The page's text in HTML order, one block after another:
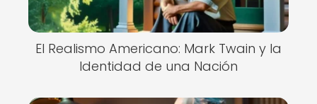
El Realismo Americano: Mark Twain y la
Identidad de una Nación